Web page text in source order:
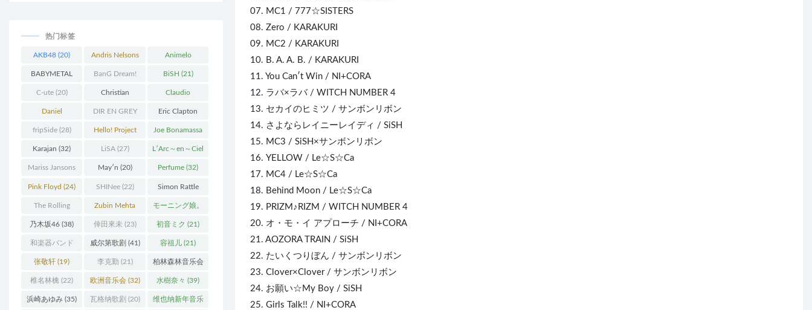
07. MC1 / 777☆SISTERS
08. Zero / KARAKURI
09. MC2 / KARAKURI
10. B. A. A. B. / KARAKURI
11. You Can′t Win / NI+CORA
12. ラバ×ラバ / WITCH NUMBER 4
13. セカイのヒミツ / サンボンリボン
14. さよならレイニーレイディ / SiSH
15. MC3 / SiSH×サンボンリボン
16. YELLOW / Le☆S☆Ca
17. MC4 / Le☆S☆Ca
18. Behind Moon / Le☆S☆Ca
19. PRIZM♪RIZM / WITCH NUMBER 4
20. オ・モ・イ アプローチ / NI+CORA
21. AOZORA TRAI N / SiSH
22. たいくつりぼん / サンボンリボン
23. Clover×Clover / サンボンリボン
24. お願い☆My Boy / SiSH
25. Girls Talk!! / NI+CORA
热门标签
AKB48 (20) Andris Nelsons
(22)
Animelo
Summer Live
(34)
BABYMETAL
(22)
BanG Dream!
(48)
BiSH (21)
C-ute(20) Christian
Thielemann(36)
Claudio
Abbado(25)
Daniel
Barenboim(37)
DIR EN GREY
(27)
Eric Clapton
(27)
fripSide(28) Hello! Project
(58)
Joe Bonamassa
(20)
Karajan (32) LiSA(27) L′Arc～en～Ciel
(41)
Mariss Jansons
(25)
May′n (20) Perfume (32)
Pink Floyd (24) SHINee(22) Simon Rattle
(43)
The Rolling
Stones(30)
Zubin Mehta
(19)
モーニング娘。
(27)
乃木坂46 (38) 倖田來未 (23) 初音ミク (21)
和楽器バンド
(25)
威尔第歌剧 (41) 容祖儿 (21)
张敬轩 (19) 李克勤 (21) 柏林森林音乐会
(22)
椎名林檎 (22) 欧洲音乐会(32) 水樹奈々 (39)
浜崎あゆみ (35) 瓦格纳歌剧 (20) 维也纳新年音乐